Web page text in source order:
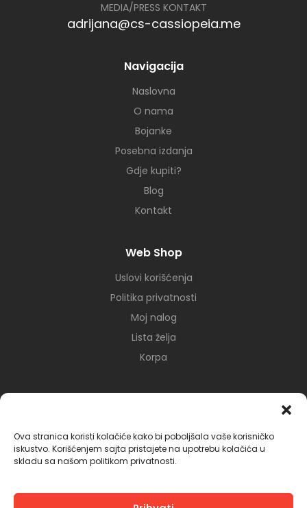
Ova stranica koristi kolačiće kako bi poboljšala vaše korisničko
iskustvo. Korišćenjem sajta pristajete na upotrebu kolačića u
skladu sa našom politikom privatnosti.
MEDIA/PRESS KONTAKT
adrijana@cs-cassiopeia.me
Navigacija
Naslovna
O nama
Bojanke
Posebna izdanja
Gdje kupiti?
Blog
Kontakt
Web Shop
Uslovi korišćenja
Politika privatnosti
Moj nalog
Lista želja
Korpa
Copyright © 2025Communication Studio Cassiopeia d.o.o.